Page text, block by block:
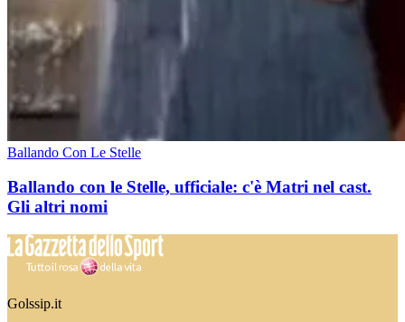
Ballando Con Le Stelle
Ballando con le Stelle, ufficiale: c'è Matri nel cast.
Gli altri nomi
Golssip.it